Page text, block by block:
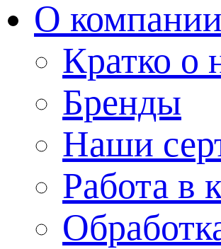
О компании
Кратко о
Бренды
Наши
Работа в